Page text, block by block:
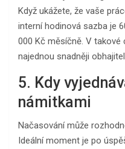
Když ukážete, že vaše
interní hodinová sazba je
000 Kč měsíčně. V
najednou snadněji
5. Kdy
námitkami
Načasování může
Ideální moment je po